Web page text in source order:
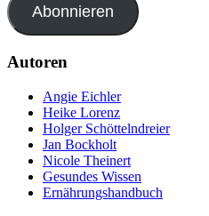
Abonnieren
Autoren
Angie Eichler
Heike Lorenz
Holger Schöttelndreier
Jan Bockholt
Nicole Theinert
Gesundes Wissen
Ernährungshandbuch